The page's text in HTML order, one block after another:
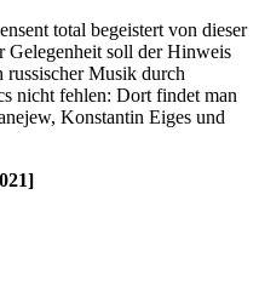
total begeistert von dieser
Gelegenheit soll der Hinweis
Musik durch
nicht fehlen: Dort findet man
Konstantin Eiges und